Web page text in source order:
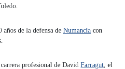
de la defensa de Numancia con
profesional de David Farragut , el